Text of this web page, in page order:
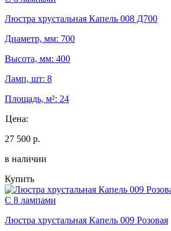
Люстра хрустальная Капель 008 Д700
Диаметр, мм: 700
Высота, мм: 400
Ламп, шт: 8
Площадь, м²: 24
Цена:
27 500 р.
в наличии
Купить
С 8 лампами
Люстра хрустальная Капель 009 Розовая